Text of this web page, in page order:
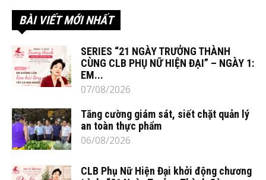
BÀI VIẾT MỚI NHẤT
SERIES “21 NGÀY TRƯỞNG THÀNH
CÙNG CLB PHỤ NỮ HIỆN ĐẠI” – NGÀY 1:
EM...
07/08/2026
Tăng cường giám sát, siết chặt quản lý
an toàn thực phẩm
06/08/2026
CLB Phụ Nữ Hiện Đại khởi động chương